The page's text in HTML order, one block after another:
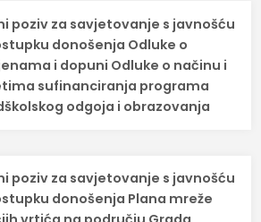
poziv za savjetovanje s javnošću
donošenja Odluke o
i dopuni Odluke o načinu i
sufinanciranja programa
odgoja i obrazovanja
poziv za savjetovanje s javnošću
donošenja Plana mreže